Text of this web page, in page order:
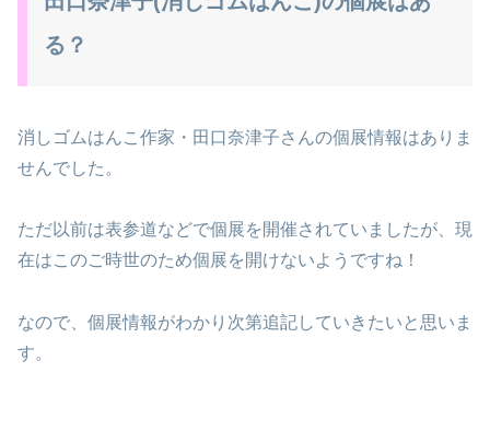
る？
消しゴムはんこ作家・田口奈津子さんの個展情報はありま
せんでした。
ただ以前は表参道などで個展を開催されていましたが、現
在はこのご時世のため個展を開けないようですね！
なので、個展情報がわかり次第追記していきたいと思いま
す。